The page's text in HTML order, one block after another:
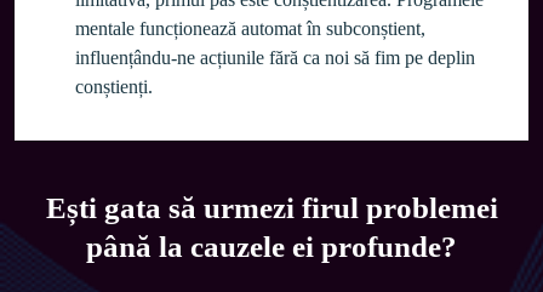
mentale funcționează automat în subconștient,
influențându-ne acțiunile fără ca noi să fim pe deplin
conștienți.
Ești gata să urmezi firul problemei
până la cauzele ei profunde?